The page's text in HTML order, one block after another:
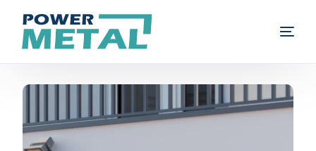
Rideau métallique
Volet roulant